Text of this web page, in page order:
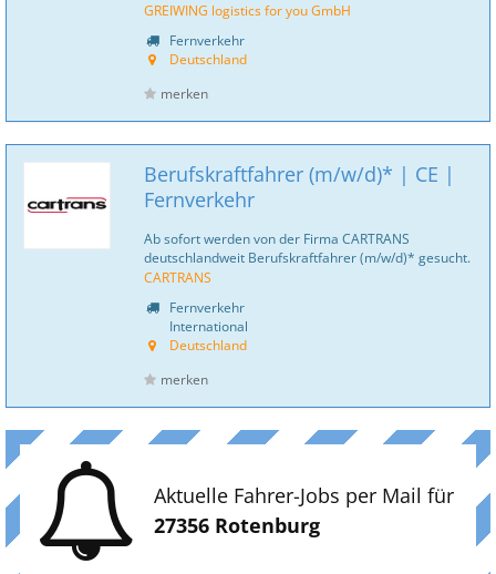
GREIWING logistics for you GmbH
Fernverkehr
Deutschland
merken
Berufskraftfahrer (m/w/d)* | CE |
Fernverkehr
Ab sofort werden von der Firma CARTRANS
deutschlandweit Berufskraftfahrer (m/w/d)* gesucht.
CARTRANS
Fernverkehr
International
Deutschland
merken
Aktuelle Fahrer-Jobs per Mail für
27356 Rotenburg